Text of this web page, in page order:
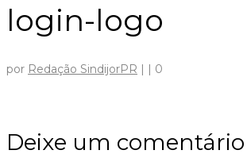
login-logo
por Redação SindijorPR | | 0
Deixe um comentário